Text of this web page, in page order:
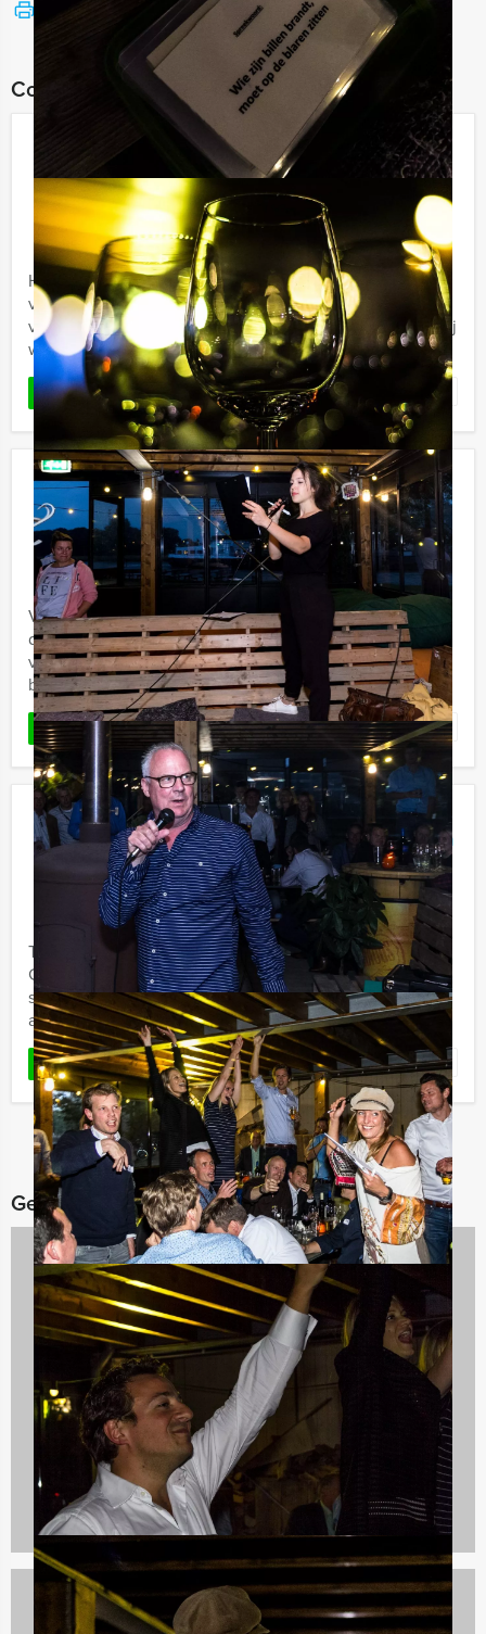
Bekijk printbare versie
Combineer dit uitje met:
The Hangover Tablet Game in
Dordrecht
Vanaf € 27,50 p.p. excl. BTW
Vanaf 10 personen ‐ 2 uur
Holland Tour Guides biedt nu een gloednieuw
vrijgezellenuitje aan: The Hangover. Jullie gaan deze
virtuele game spelen in het centrum van de stad, waarbij
we hilariteit, ...
LEES MEER Favoriet
Ranking the Stars quiz Hengelo
Vanaf€ 27,50 p.p. excl. BTW
Vanaf 12 personen ‐ 2 uur en 30 minuten
Vanaf nu ook bij Holland Tour Guides te boeken;
de hilarische Ranking the Stars quiz! Bent u klaar om uw
vrienden of collega's te ranken? Alle geheimen zullen
bloot komen ...
LEES MEER Favoriet
Ik Hou Van Holland Lunch Eindhoven
Vanaf€ 54,50 p.p. excl. BTW
Vanaf 12 personen ‐ 3 uur en 30 minuten
Tijdens de 'Ik hou van Holland Lunch' van Holland Tour
Guides in Eindhoven gaan we het beroemde tv-
spel spelen. Jullie kennis over ons kikkerlandje wordt
aan een hevige ...
LEES MEER Favoriet
Gerelateerde categorieën
Culinaire uitjes
1237 uitjes